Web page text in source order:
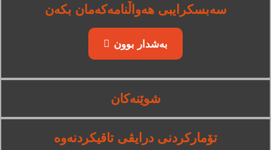
سەبسکرایبی هەواڵنامەکەمان بکەن
بەشدار بوون
شوێنەکان
تۆمارکردنی درایڤی تاقیکردنەوە